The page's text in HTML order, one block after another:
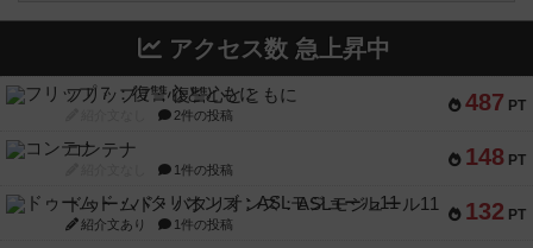
アクセス数 急上昇中
487 PT
フリップ７：復讐心とともに
2件の投稿
148 PT
コンテナ
1件の投稿
132 PT
ドゥームド・バタリオンズ：ASLモジュール11
紹介文あり 1件の投稿